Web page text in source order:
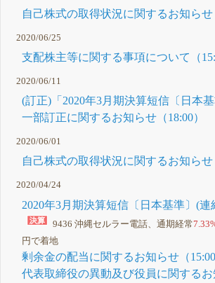
自己株式の取得状況に関するお知らせ
2020/06/25
支配株主等に関する事項について（
2020/06/11
(訂正)「2020年3月期決算短信〔日本
一部訂正に関するお知らせ（18:00）
2020/06/01
自己株式の取得状況に関するお知らせ
2020/04/24
2020年3月期決算短信〔日本基準〕(連
9436 沖縄セルラー電話、通期経常
円で着地
剰余金の配当に関するお知らせ（15:00
代表取締役の異動及び役員に関するお